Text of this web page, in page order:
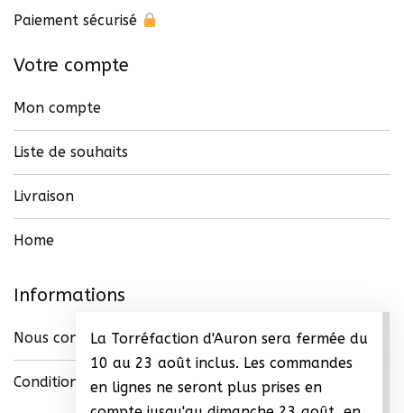
La Torréfaction d'Auron sera fermée du
10 au 23 août inclus. Les commandes
en lignes ne seront plus prises en
du
Paiement sécurisé
Votre compte
Mon compte
Liste de souhaits
Livraison
Home
Informations
Nous contacter
Conditions générales de vente (CGV)